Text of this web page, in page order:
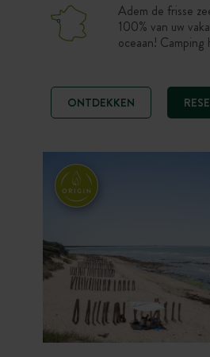
Adem de frisse
100% van uw
oceaan!
ONTDEKKEN